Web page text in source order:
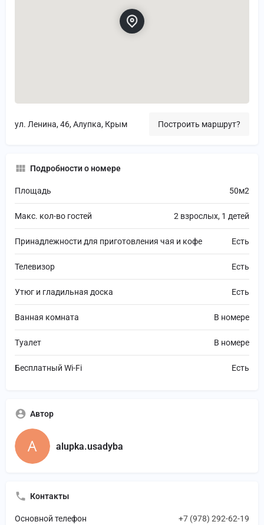
ул. Ленина, 46, Алупка, Крым Построить маршрут?
Подробности о номере
Площадь 50м2
Макс. кол-во гостей 2 взрослых, 1 детей
Принадлежности для приготовления чая и кофе Есть
Телевизор Есть
Утюг и гладильная доска Есть
Ванная комната В номере
Туалет В номере
Бесплатный Wi-Fi Есть
Автор
alupka.usadyba
Контакты
Основной телефон +7 (978) 292-62-19